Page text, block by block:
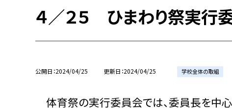
４／２５ ひまわり祭実行
公開日 2024/04/25 更新日 2024/04/25 学校全体の取組
体育祭の実行委員会では、委員長を中